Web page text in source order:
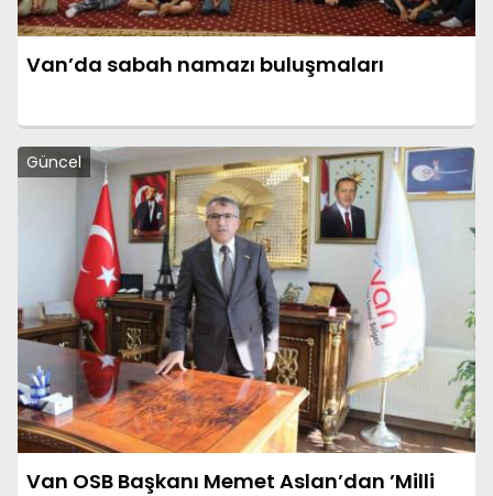
Van’da sabah namazı buluşmaları
Güncel
Van OSB Başkanı Memet Aslan’dan ’Milli